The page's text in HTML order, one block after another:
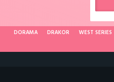
DORAMA DRAKOR WEST SERIES